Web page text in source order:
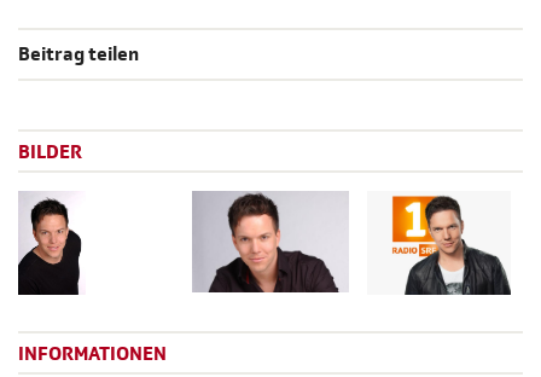
Beitrag teilen
BILDER
INFORMATIONEN